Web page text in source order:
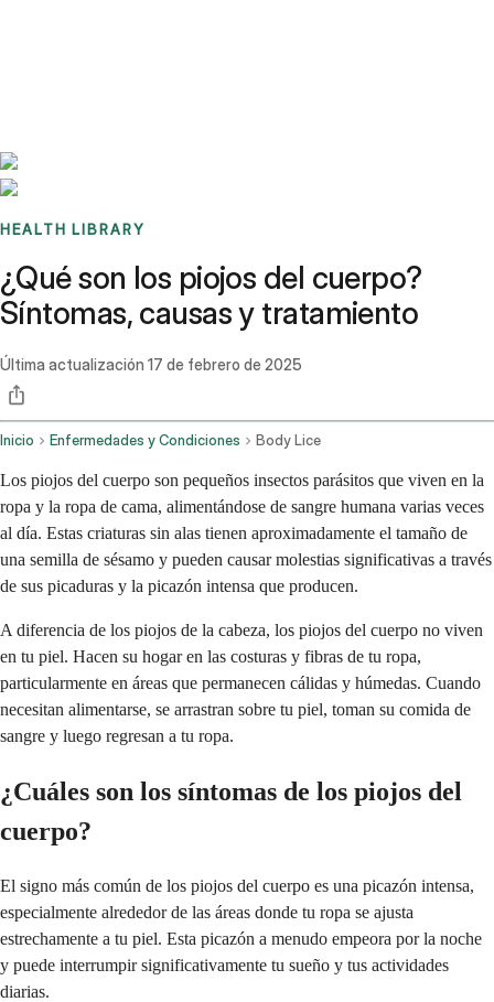
HEALTH LIBRARY
¿Qué son los piojos del cuerpo?
Síntomas, causas y tratamiento
Última actualización 17 de febrero de 2025
Inicio Enfermedades y Condiciones Body Lice
Los piojos del cuerpo son pequeños insectos parásitos que viven en la
ropa y la ropa de cama, alimentándose de sangre humana varias veces
al día. Estas criaturas sin alas tienen aproximadamente el tamaño de
una semilla de sésamo y pueden causar molestias significativas a través
de sus picaduras y la picazón intensa que producen.
A diferencia de los piojos de la cabeza, los piojos del cuerpo no viven
en tu piel. Hacen su hogar en las costuras y fibras de tu ropa,
particularmente en áreas que permanecen cálidas y húmedas. Cuando
necesitan alimentarse, se arrastran sobre tu piel, toman su comida de
sangre y luego regresan a tu ropa.
¿Cuáles son los síntomas de los piojos del
cuerpo?
El signo más común de los piojos del cuerpo es una picazón intensa,
especialmente alrededor de las áreas donde tu ropa se ajusta
estrechamente a tu piel. Esta picazón a menudo empeora por la noche
y puede interrumpir significativamente tu sueño y tus actividades
diarias.